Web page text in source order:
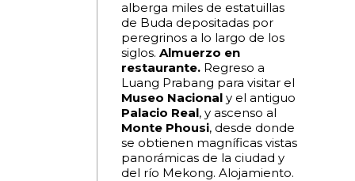
alberga miles de estatuillas
de Buda depositadas por
peregrinos a lo largo de los
siglos.Almuerzo en
restaurante. Regreso a
Luang Prabang para visitar el
Museo Nacional y el antiguo
Palacio Real, y ascenso al
Monte Phousi, desde donde
se obtienen magníficas vistas
panorámicas de la ciudad y
del río Mekong. Alojamiento.